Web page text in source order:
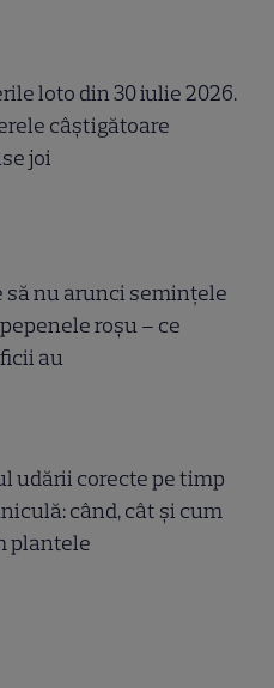
loto din 30 iulie 2026.
câştigătoare
joi
să nu arunci semințele
roșu – ce
au
udării corecte pe timp
când, cât şi cum
plantele